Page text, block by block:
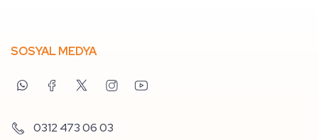
SOSYAL MEDYA
0312 473 06 03